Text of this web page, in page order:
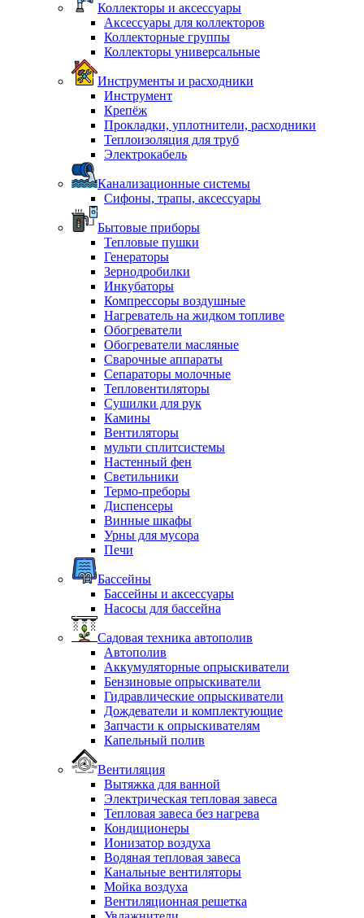
Коллекторы и аксессуары
Аксессуары для коллекторов
Коллекторные группы
Коллекторы универсальные
Инструменты и расходники
Инструмент
Крепёж
Прокладки, уплотнители, расходники
Теплоизоляция для труб
Электрокабель
Канализационные системы
Сифоны, трапы, аксессуары
Бытовые приборы
Тепловые пушки
Генераторы
Зернодробилки
Инкубаторы
Компрессоры воздушные
Нагреватель на жидком топливе
Обогреватели
Обогреватели масляные
Сварочные аппараты
Сепараторы молочные
Тепловентиляторы
Сушилки для рук
Камины
Вентиляторы
мульти сплитсистемы
Настенный фен
Светильники
Термо-преборы
Диспенсеры
Винные шкафы
Урны для мусора
Печи
Бассейны
Бассейны и аксессуары
Насосы для бассейна
Садовая техника автополив
Автополив
Аккумуляторные опрыскиватели
Бензиновые опрыскиватели
Гидравлические опрыскиватели
Дождеватели и комплектующие
Запчасти к опрыскивателям
Капельный полив
Вентиляция
Вытяжка для ванной
Электрическая тепловая завеса
Тепловая завеса без нагрева
Кондиционеры
Ионизатор воздуха
Водяная тепловая завеса
Канальные вентиляторы
Мойка воздуха
Вентиляционная решетка